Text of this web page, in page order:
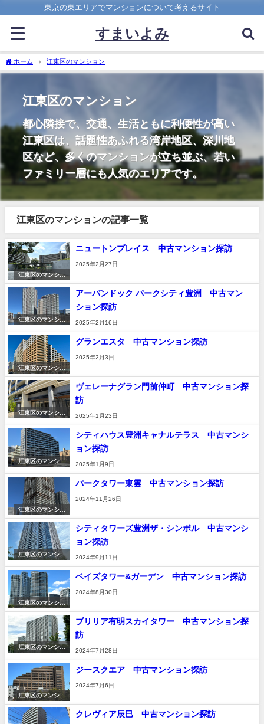
東京の東エリアでマンションについて考えるサイト
すまいよみ
ホーム 江東区のマンション
江東区のマンション
都心隣接で、交通、生活ともに利便性が高い
江東区は、話題性あふれる湾岸地区、深川地
区など、多くのマンションが立ち並ぶ、若い
ファミリー層にも人気のエリアです。
江東区のマンションの記事一覧
江東区のマンショ
ン
ニュートンプレイス 中古マンション探訪
2025年2月27日
江東区のマンショ
アーバンドック パークシティ豊洲 中古マン
ション探訪
2025年2月16日
江東区のマンショ
ン
グランエスタ 中古マンション探訪
2025年2月3日
江東区のマンショ
ヴェレーナグラン門前仲町 中古マンション探
訪
2025年1月23日
江東区のマンショ
シティハウス豊洲キャナルテラス 中古マンシ
ョン探訪
2025年1月9日
江東区のマンショ
ン
パークタワー東雲 中古マンション探訪
2024年11月26日
江東区のマンショ
シティタワーズ豊洲ザ・シンボル 中古マンシ
ョン探訪
2024年9月11日
江東区のマンショ
ン
ベイズタワー&ガーデン 中古マンション探訪
2024年8月30日
江東区のマンショ
ブリリア有明スカイタワー 中古マンション探
訪
2024年7月28日
江東区のマンショ
ン
ジースクエア 中古マンション探訪
2024年7月6日
クレヴィア辰巳 中古マンション探訪